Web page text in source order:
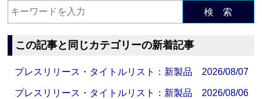
検 索
この記事と同じカテゴリーの新着記事
プレスリリース・タイトルリスト：新製品 2026/08/07
プレスリリース・タイトルリスト：新製品 2026/08/06